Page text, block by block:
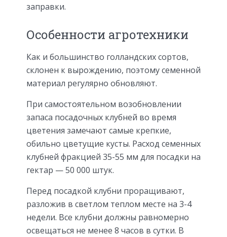
заправки.
Особенности агротехники
Как и большинство голландских сортов,
склонен к вырождению, поэтому семенной
материал регулярно обновляют.
При самостоятельном возобновлении
запаса посадочных клубней во время
цветения замечают самые крепкие,
обильно цветущие кусты. Расход семенных
клубней фракцией 35-55 мм для посадки на
гектар — 50 000 штук.
Перед посадкой клубни проращивают,
разложив в светлом теплом месте на 3-4
недели. Все клубни должны равномерно
освещаться не менее 8 часов в сутки. В